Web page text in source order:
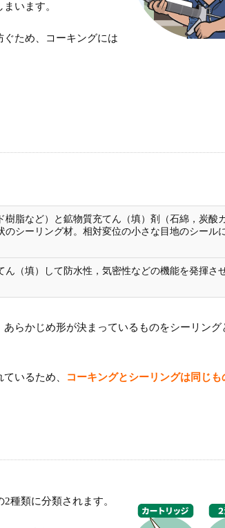
います。
ため、コーキングには
脂など）と鉱物質充てん（填）剤（石綿，炭酸
シーリング材。相対変位の小さな目地のシール
（填）して防水性，気密性などの機能を発揮さ
らかじめ形が決まっているものをシーリング
いるため、
コーキングとシーリングは同じも
種類に分類されます。